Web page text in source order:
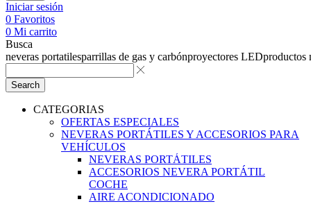
Iniciar sesión
0 Favoritos
0 Mi carrito
Busca
neveras portatilesparrillas de gas y carbónproyectores LEDproductos
Search
CATEGORIAS
OFERTAS ESPECIALES
NEVERAS PORTÁTILES Y ACCESORIOS PARA
VEHÍCULOS
NEVERAS PORTÁTILES
ACCESORIOS NEVERA PORTÁTIL
COCHE
AIRE ACONDICIONADO